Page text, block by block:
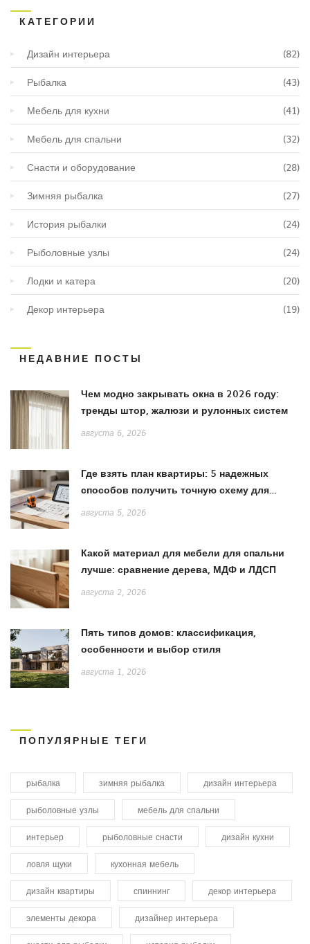
КАТЕГОРИИ
Дизайн интерьера (82)
Рыбалка (43)
Мебель для кухни (41)
Мебель для спальни (32)
Снасти и оборудование (28)
Зимняя рыбалка (27)
История рыбалки (24)
Рыболовные узлы (24)
Лодки и катера (20)
Декор интерьера (19)
НЕДАВНИЕ ПОСТЫ
Чем модно закрывать окна в 2026 году:
тренды штор, жалюзи и рулонных систем
августа 6, 2026
Где взять план квартиры: 5 надежных
способов получить точную схему для
ремонта
августа 5, 2026
Какой материал для мебели для спальни
лучше: сравнение дерева, МДФ и ЛДСП
августа 2, 2026
Пять типов домов: классификация,
особенности и выбор стиля
августа 1, 2026
ПОПУЛЯРНЫЕ ТЕГИ
рыбалка зимняя рыбалка дизайн интерьера
рыболовные узлы мебель для спальни
интерьер рыболовные снасти дизайн кухни
ловля щуки кухонная мебель
дизайн квартиры спиннинг декор интерьера
элементы декора дизайнер интерьера